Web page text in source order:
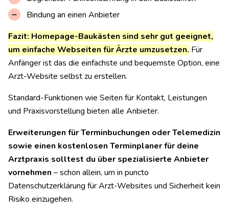
Bindung an einen Anbieter
Fazit: Homepage-Baukästen sind sehr gut geeignet,
um einfache Webseiten für Ärzte umzusetzen. Für
Anfänger ist das die einfachste und bequemste Option, eine
Arzt-Website selbst zu erstellen.
Standard-Funktionen wie Seiten für Kontakt, Leistungen
und Praxisvorstellung bieten alle Anbieter.
Erweiterungen für Terminbuchungen oder Telemedizin
sowie einen kostenlosen Terminplaner für deine
Arztpraxis solltest du über spezialisierte Anbieter
vornehmen – schon allein, um in puncto
Datenschutzerklärung für Arzt-Websites und Sicherheit kein
Risiko einzugehen.